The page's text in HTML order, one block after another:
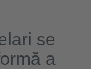
se
a